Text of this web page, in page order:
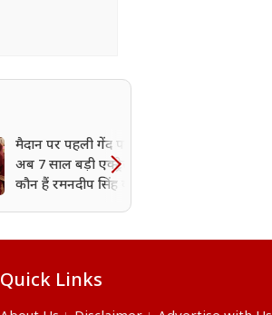
मैदान पर पहली गेंद पर छक्का,
अब 7 साल बड़ी एक्ट्रेस से शादी;
कौन हैं रमनदीप सिंह की पत्नी
Quick Links